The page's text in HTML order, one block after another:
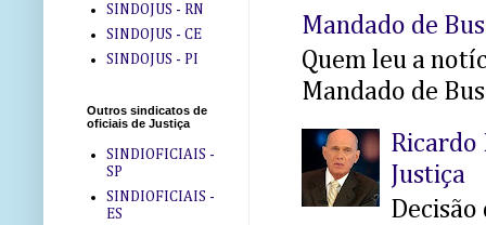
Mandado de
Quem leu a
Mandado de
Ricardo
Justiça
Decisão
SINDOJUS - RN
SINDOJUS - CE
SINDOJUS - PI
Outros sindicatos de
oficiais de Justiça
SINDIOFICIAIS -
SP
SINDIOFICIAIS -
ES